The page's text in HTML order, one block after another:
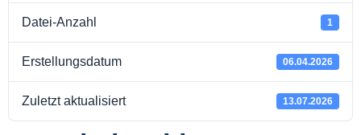
Datei-Anzahl 1
Erstellungsdatum 06.04.2026
Zuletzt aktualisiert 13.07.2026